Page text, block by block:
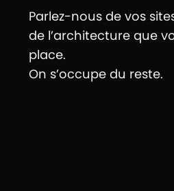
Parlez-nous de vos
de l’architecture que
place.
On s’occupe du reste.